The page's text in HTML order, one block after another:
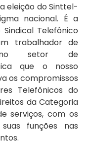
eleição do Sinttel-
nacional. É a
Telefônico
trabalhador de
no setor de
que o nosso
os compromissos
Telefônicos do
da Categoria
serviços, com os
funções nas